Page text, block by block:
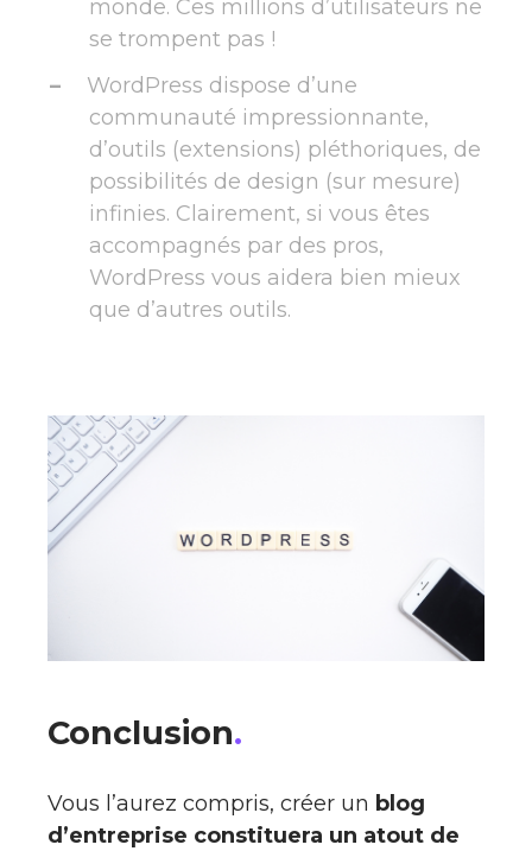
monde. Ces millions d’utilisateurs ne
se trompent pas !
WordPress dispose d’une
communauté impressionnante,
d’outils (extensions) pléthoriques, de
possibilités de design (sur mesure)
infinies. Clairement, si vous êtes
accompagnés par des pros,
WordPress vous aidera bien mieux
que d’autres outils.
Conclusion.
Vous l’aurez compris, créer un blog
d’entreprise constituera un atout de